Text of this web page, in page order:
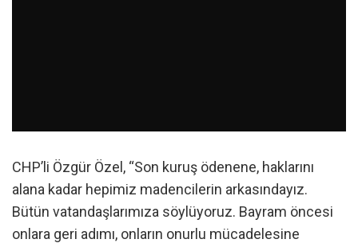
CHP’li Özgür Özel, “Son kuruş ödenene, haklarını
alana kadar hepimiz madencilerin arkasındayız.
Bütün vatandaşlarımıza söylüyoruz. Bayram öncesi
onlara geri adımı, onların onurlu mücadelesine